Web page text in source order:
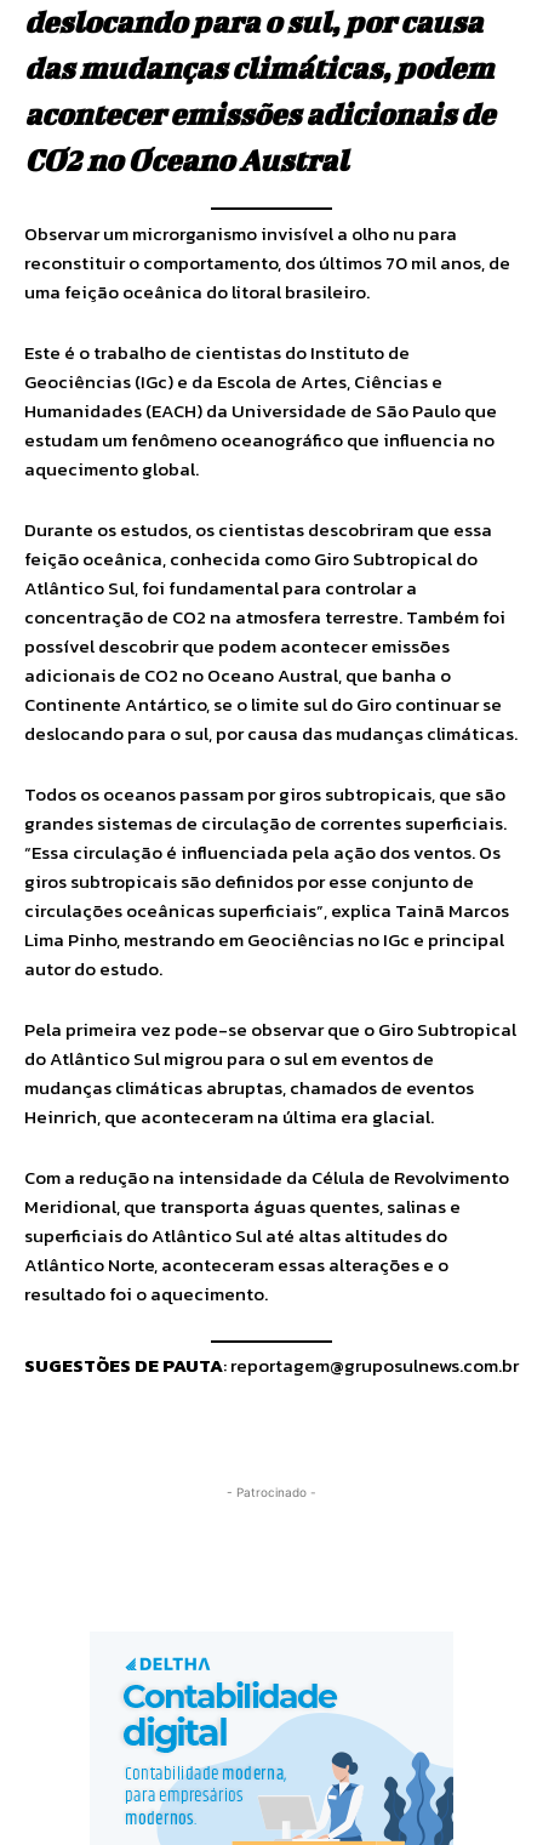
deslocando para o sul, por causa
das mudanças climáticas, podem
acontecer emissões adicionais de
CO2 no Oceano Austral
Observar um microrganismo invisível a olho nu para
reconstituir o comportamento, dos últimos 70 mil anos, de
uma feição oceânica do litoral brasileiro.
Este é o trabalho de cientistas do Instituto de
Geociências (IGc) e da Escola de Artes, Ciências e
Humanidades (EACH) da Universidade de São Paulo que
estudam um fenômeno oceanográfico que influencia no
aquecimento global.
Durante os estudos, os cientistas descobriram que essa
feição oceânica, conhecida como Giro Subtropical do
Atlântico Sul, foi fundamental para controlar a
concentração de CO2 na atmosfera terrestre. Também foi
possível descobrir que podem acontecer emissões
adicionais de CO2 no Oceano Austral, que banha o
Continente Antártico, se o limite sul do Giro continuar se
deslocando para o sul, por causa das mudanças climáticas.
Todos os oceanos passam por giros subtropicais, que são
grandes sistemas de circulação de correntes superficiais.
“Essa circulação é influenciada pela ação dos ventos. Os
giros subtropicais são definidos por esse conjunto de
circulações oceânicas superficiais”, explica Tainã Marcos
Lima Pinho, mestrando em Geociências no IGc e principal
autor do estudo.
Pela primeira vez pode-se observar que o Giro Subtropical
do Atlântico Sul migrou para o sul em eventos de
mudanças climáticas abruptas, chamados de eventos
Heinrich, que aconteceram na última era glacial.
Com a redução na intensidade da Célula de Revolvimento
Meridional, que transporta águas quentes, salinas e
superficiais do Atlântico Sul até altas altitudes do
Atlântico Norte, aconteceram essas alterações e o
resultado foi o aquecimento.
SUGESTÕES DE PAUTA:reportagem@gruposulnews.com.br
- Patrocinado -